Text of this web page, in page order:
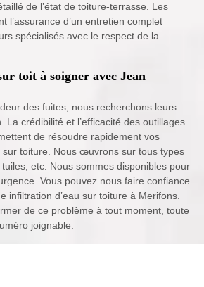
de l’état de toiture-terrasse. Les
l’assurance d’un entretien complet
spécialisés avec le respect de la
toit à soigner avec Jean
des fuites, nous recherchons leurs
La crédibilité et l’efficacité des outillages
de résoudre rapidement vos
sur toiture. Nous œuvrons sur tous types
etc. Nous sommes disponibles pour
Vous pouvez nous faire confiance
infiltration d’eau sur toiture à Merifons.
de ce problème à tout moment, toute
joignable.